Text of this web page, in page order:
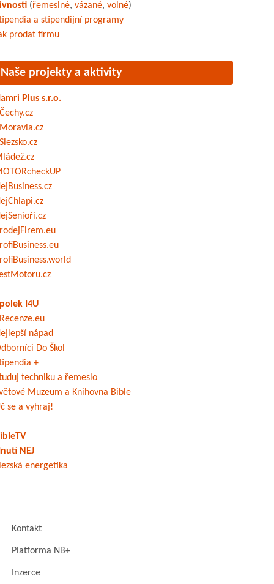
(řemeslné, vázané, volné)
a stipendijní programy
prodat firmu
Naše projekty a aktivity
Plus s.r.o.
I4U
nápad
Do Škol
+
techniku a řemeslo
Muzeum a Knihovna Bible
se a vyhraj!
NEJ
energetika
Kontakt
Platforma NB+
Inzerce